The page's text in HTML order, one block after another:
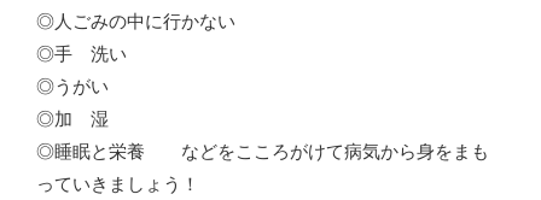
◎人ごみの中に行かない
◎手 洗い
◎うがい
◎加 湿
◎睡眠と栄養 などをこころがけて病気から身をまも
っていきましょう！